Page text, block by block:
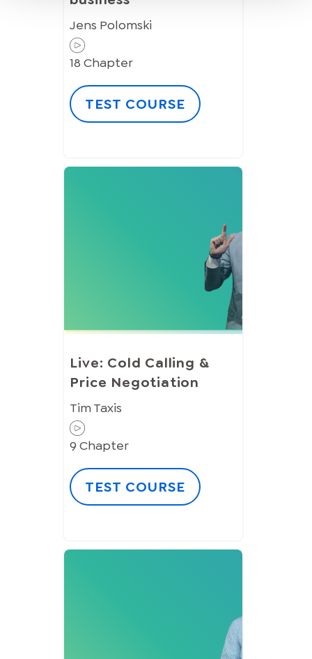
Jens Polomski
18 Chapter
TEST COURSE
Live: Cold Calling &
Price Negotiation
Tim Taxis
9 Chapter
TEST COURSE